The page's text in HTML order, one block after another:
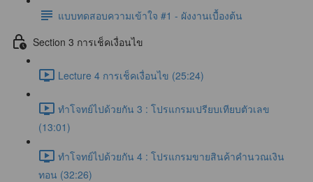
แบบทดสอบความเข้าใจ #1 - ผังงานเบื้องต้น
Section 3 การเช็คเงื่อนไข
Lecture 4 การเช็คเงื่อนไข (25:24)
ทำโจทย์ไปด้วยกัน 3 : โปรแกรมเปรียบเทียบตัวเลข
(13:01)
ทำโจทย์ไปด้วยกัน 4 : โปรแกรมขายสินค้าคำนวณเงิน
ทอน (32:26)